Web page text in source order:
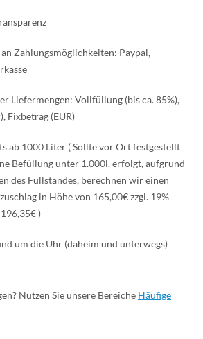
Zahlungsmöglichkeiten: Paypal,
Liefermengen: Vollfüllung (bis ca. 85%),
Fixbetrag (EUR)
ab 1000 Liter ( Sollte vor Ort festgestellt
Befüllung unter 1.000l. erfolgt, aufgrund
des Füllstandes, berechnen wir einen
in Höhe von 165,00€ zzgl. 19%
)
um die Uhr (daheim und unterwegs)
Nutzen Sie unsere Bereiche Häufige